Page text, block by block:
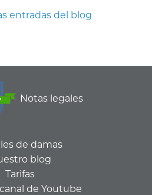
entradas del blog
Notas legales
de damas
blog
Tarifas
de Youtube